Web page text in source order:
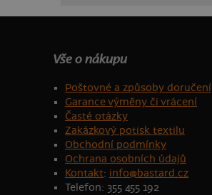
Vše o nákupu
Poštovné a způsoby doručení
Garance výměny či vrácení
Časté otázky
Zakázkový potisk textilu
Obchodní podmínky
Ochrana osobních údajů
Kontakt: info@bastard.cz
Telefon: 355 455 192